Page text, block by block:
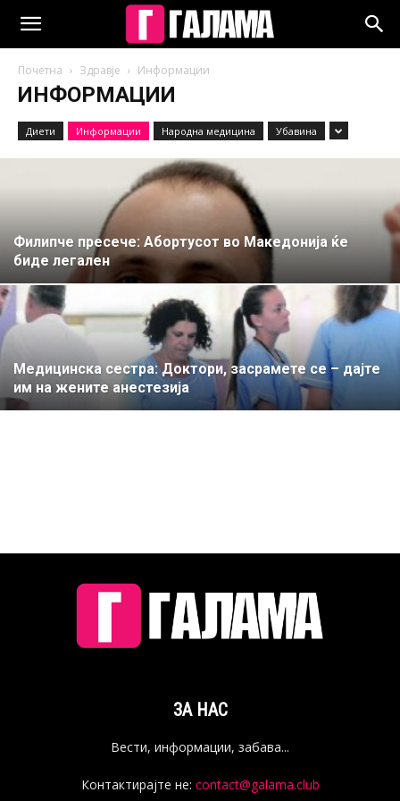
Почетна Здравје Информации
ИНФОРМАЦИИ
Диети Информации Народна медицина Убавина
Филипче пресече: Абортусот во Македонија ќе
биде легален
Медицинска сестра: Доктори, засрамете се – дајте
им на жените анестезија
ЗА НАС
Вести, информации, забава...
Контактирајте не: contact@galama.club